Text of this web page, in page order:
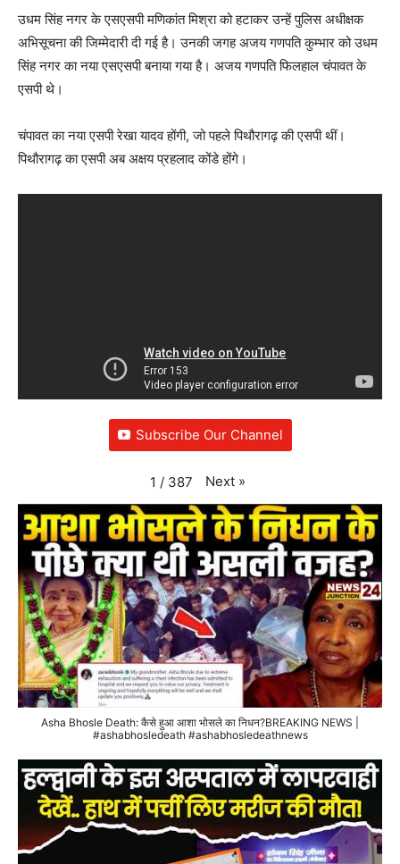
उधम सिंह नगर के एसएसपी मणिकांत मिश्रा को हटाकर उन्हें पुलिस अधीक्षक
अभिसूचना की जिम्मेदारी दी गई है। उनकी जगह अजय गणपति कुम्भार को उधम
सिंह नगर का नया एसएसपी बनाया गया है। अजय गणपति फिलहाल चंपावत के
एसपी थे।
चंपावत का नया एसपी रेखा यादव होंगी, जो पहले पिथौरागढ़ की एसपी थीं।
पिथौरागढ़ का एसपी अब अक्षय प्रहलाद कोंडे होंगे।
Subscribe Our Channel
1 / 387 Next »
Asha Bhosle Death: कैसे हुआ आशा भोसले का निधन?BREAKING NEWS |
#ashabhosledeath #ashabhosledeathnews